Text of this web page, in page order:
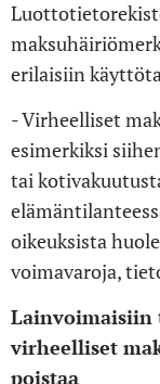
erilaisiin
- Virheelliset
esimerkiksi
tai
oikeuksista
voimavaroja,
Lainvoimaisiin
virheelliset
poistaa